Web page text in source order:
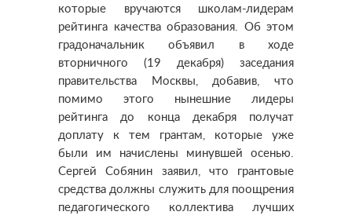
которые вручаются школам-лидерам
рейтинга качества образования. Об этом
градоначальник объявил в ходе
вторничного (19 декабря) заседания
правительства Москвы, добавив, что
помимо этого нынешние лидеры
рейтинга до конца декабря получат
доплату к тем грантам, которые уже
были им начислены минувшей осенью.
Сергей Собянин заявил, что грантовые
средства должны служить для поощрения
педагогического коллектива лучших